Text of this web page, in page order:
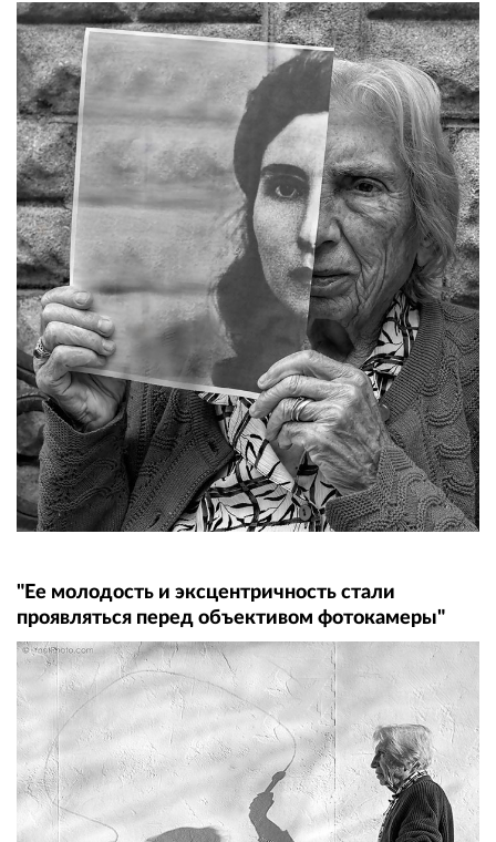
"Ее молодость и эксцентричность стали
проявляться перед объективом фотокамеры"